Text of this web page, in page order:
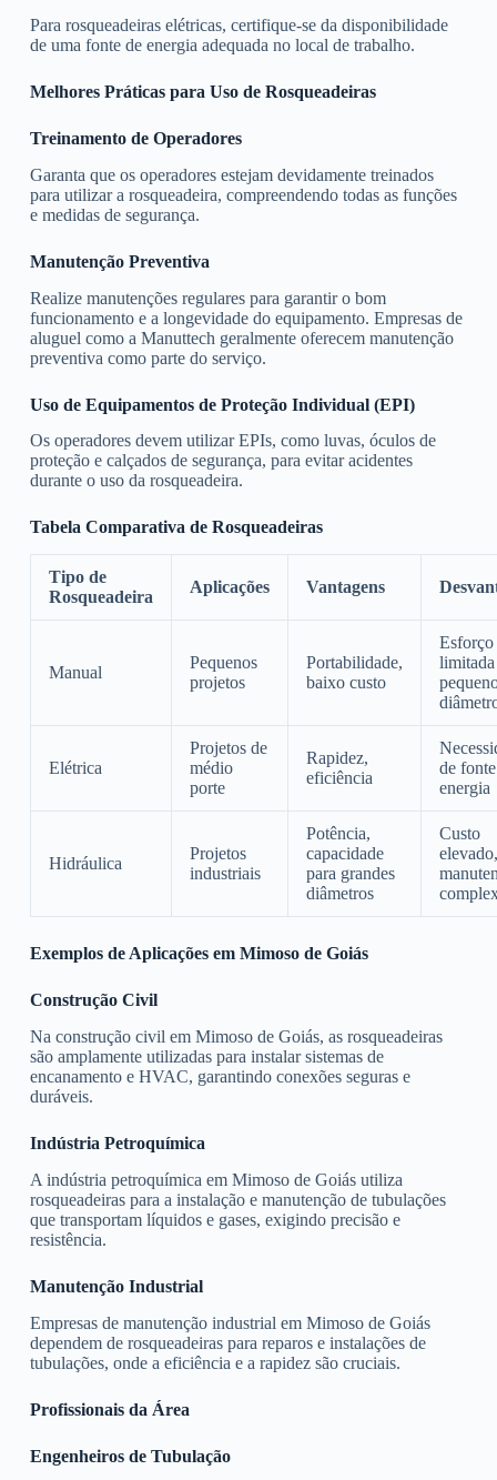
Para rosqueadeiras elétricas, certifique-se da disponibilidade
de uma fonte de energia adequada no local de trabalho.
Melhores Práticas para Uso de Rosqueadeiras
Treinamento de Operadores
Garanta que os operadores estejam devidamente treinados
para utilizar a rosqueadeira, compreendendo todas as funções
e medidas de segurança.
Manutenção Preventiva
Realize manutenções regulares para garantir o bom
funcionamento e a longevidade do equipamento. Empresas de
aluguel como a Manuttech geralmente oferecem manutenção
preventiva como parte do serviço.
Uso de Equipamentos de Proteção Individual (EPI)
Os operadores devem utilizar EPIs, como luvas, óculos de
proteção e calçados de segurança, para evitar acidentes
durante o uso da rosqueadeira.
Tabela Comparativa de Rosqueadeiras
Tipo de
Rosqueadeira
Aplicações Vantagens
Manual
Pequenos
projetos
Portabilidade,
baixo custo
limitada
Elétrica
Projetos de
médio
porte
Rapidez,
eficiência
de
energia
Hidráulica
Projetos
industriais
Potência,
capacidade
para grandes
diâmetros
Custo
elevado,
Exemplos de Aplicações em Mimoso de Goiás
Construção Civil
Na construção civil em Mimoso de Goiás, as rosqueadeiras
são amplamente utilizadas para instalar sistemas de
encanamento e HVAC, garantindo conexões seguras e
duráveis.
Indústria Petroquímica
A indústria petroquímica em Mimoso de Goiás utiliza
rosqueadeiras para a instalação e manutenção de tubulações
que transportam líquidos e gases, exigindo precisão e
resistência.
Manutenção Industrial
Empresas de manutenção industrial em Mimoso de Goiás
dependem de rosqueadeiras para reparos e instalações de
tubulações, onde a eficiência e a rapidez são cruciais.
Profissionais da Área
Engenheiros de Tubulação